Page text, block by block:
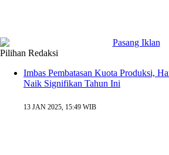
Pilihan Redaksi
Imbas Pembatasan Kuota Produksi,
Naik Signifikan Tahun Ini
13 JAN 2025, 15:49 WIB